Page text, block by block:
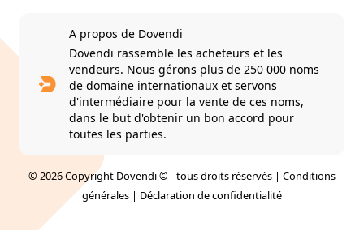
A propos de Dovendi
Dovendi rassemble les acheteurs et les
vendeurs. Nous gérons plus de 250 000 noms
de domaine internationaux et servons
d'intermédiaire pour la vente de ces noms,
dans le but d'obtenir un bon accord pour
toutes les parties.
© 2026 Copyright Dovendi © - tous droits réservés | Conditions
générales | Déclaration de confidentialité